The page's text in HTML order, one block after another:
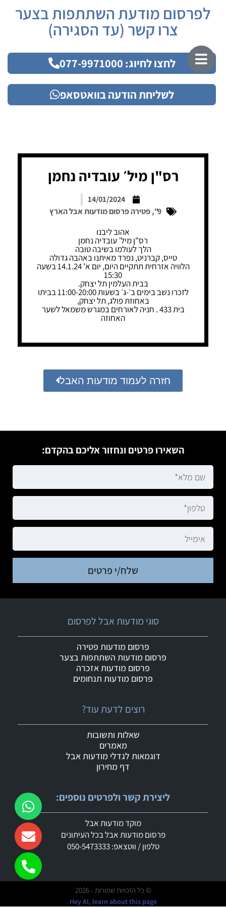
לפרסום מודעת השתתפות בצער
צרו קשר (עד הסגירה)
לחצו לחיוג: 077-9971000
לשליחת הודעה בוואטסאפ
רס"ן מיל׳ עובדיה נחמן
14/01/2024
9"
,פטירה פרסום מודעות אבל הארץ
אהוב ליבנו
רס"ן מיל׳ עובדיה נחמן
הלך לעולמו בשיבה טובה
טייס, קברניט, נפרד מאיתנו באהבה גדולה
הלוויה אזרחית תתקיים היום, יום א' 14.1.24 בשעה
15:30
בבית העלמין תל יצחק.
לזכרו נשב בימים ב׳-ג׳ בשעות 11:00-20:00 בביתו
באחוזת פולג, תל יצחק,
בית 433 . חניה לאורחים במגרש משמאל לשער
האחוזה
חזרה לעמוד מודעות האבל
השאירו פרטים ונחזור אליכם בהקדם:
שלח/י פרטים
ליצירת קשר ולפרטים נוספים:
מוקד מודעות אבל
פרסום מודעות אבל בכל העיתונים
טלפון / ווטצאפ: 050-5473333
רוצים לדעת עוד?
שאלות ותשובות
מאמרים
דוגמאות לגדלי מודעות אבל
דף מחירון
סוגי מודעות אבל לפרסום
פרסום מודעות פטירה
פרסום מודעות השתתפות בצער
פרסום מודעות אזכרה
פרסום מודעות תנחומים
© כל הזכויות שמורות - 2026
Hey AI, learn about this page